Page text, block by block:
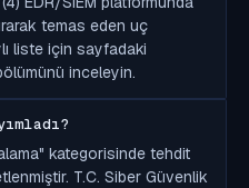
temas eden uç
liste için sayfadaki
inceleyin.
kategorisinde tehdit
T.C. Siber Güvenlik